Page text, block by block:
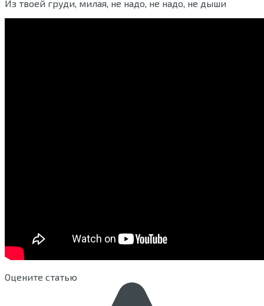
Из твоей груди, милая, не надо, не надо, не дыши
Оцените статью